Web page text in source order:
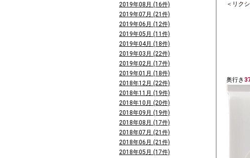
＜リク
奥行き
2019年08月 (16件)
2019年07月 (21件)
2019年06月 (12件)
2019年05月 (11件)
2019年04月 (18件)
2019年03月 (22件)
2019年02月 (17件)
2019年01月 (18件)
2018年12月 (22件)
2018年11月 (19件)
2018年10月 (20件)
2018年09月 (19件)
2018年08月 (17件)
2018年07月 (21件)
2018年06月 (21件)
2018年05月 (17件)